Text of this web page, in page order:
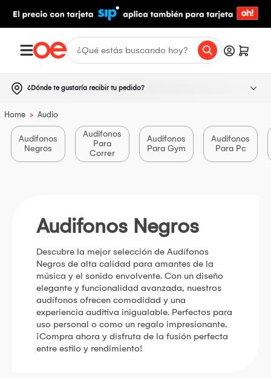
¿Dónde te gustaría recibir tu pedido?
Home > Audio
Audifonos
Negros
Audifonos
Para
Correr
Audifonos
Para Gym
Audifonos
Para Pc
Audifonos Negros
Descubre la mejor selección de Audífonos
Negros de alta calidad para amantes de la
música y el sonido envolvente. Con un diseño
elegante y funcionalidad avanzada, nuestros
audífonos ofrecen comodidad y una
experiencia auditiva inigualable. Perfectos para
uso personal o como un regalo impresionante.
¡Compra ahora y disfruta de la fusión perfecta
entre estilo y rendimiento!